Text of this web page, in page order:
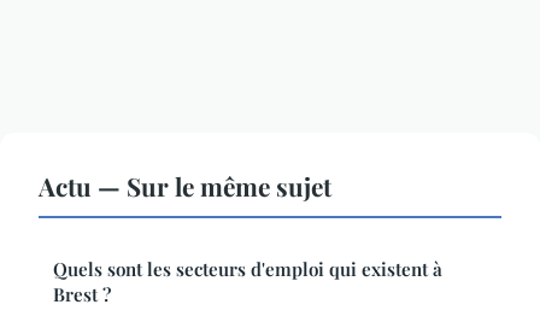
Actu — Sur le même sujet
Quels sont les secteurs d'emploi qui existent à
Brest ?